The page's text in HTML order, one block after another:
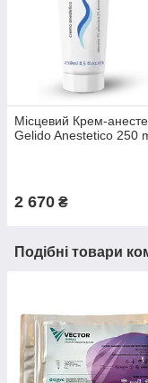
Місцевий Крем-
Gelido Anestetico 250
2 670 ₴
Подібні товари